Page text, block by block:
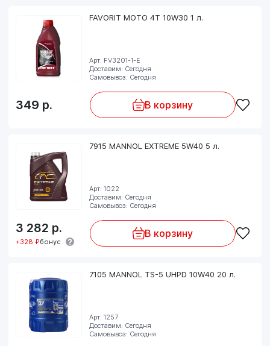
FAVORIT MOTO 4T 10W30 1 л.
Арт: FV3201-1-E
Доставим: Сегодня
Самовывоз: Сегодня
349 р. В корзину
7915 MANNOL EXTREME 5W40 5 л.
Арт: 1022
Доставим: Сегодня
Самовывоз: Сегодня
3 282 р.
+328 ₽бонус
В корзину
7105 MANNOL TS-5 UHPD 10W40 20 л.
Арт: 1257
Доставим: Сегодня
Самовывоз: Сегодня